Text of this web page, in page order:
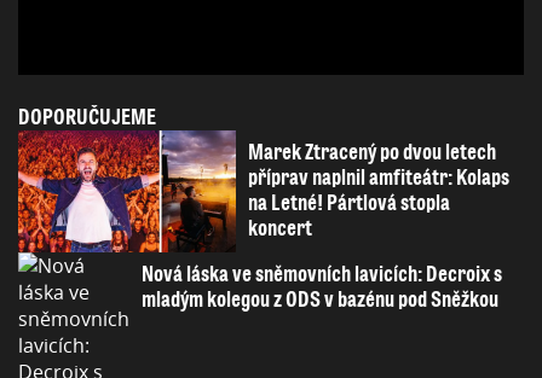
DOPORUČUJEME
Marek Ztracený po dvou letech
příprav naplnil amfiteátr: Kolaps
na Letné! Pártlová stopla
koncert
Nová láska ve sněmovních lavicích: Decroix s
mladým kolegou z ODS v bazénu pod Sněžkou